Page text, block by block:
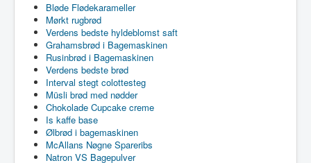
Bløde Flødekarameller
Mørkt rugbrød
Verdens bedste hyldeblomst saft
Grahamsbrød i Bagemaskinen
Rusinbrød i Bagemaskinen
Verdens bedste brød
Interval stegt colottesteg
Müsli brød med nødder
Chokolade Cupcake creme
Is kaffe base
Ølbrød i bagemaskinen
McAllans Nøgne Spareribs
Natron VS Bagepulver